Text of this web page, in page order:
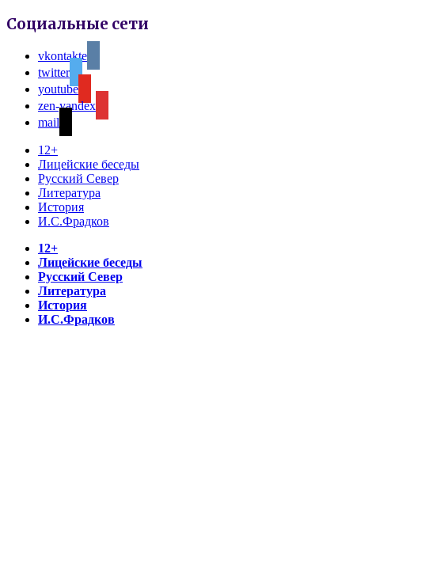
Социальные сети
vkontakte
twitter
youtube
zen-yandex
mail
12+
Лицейские беседы
Русский Север
Литература
История
И.С.Фрадков
12+
Лицейские беседы
Русский Север
Литература
История
И.С.Фрадков